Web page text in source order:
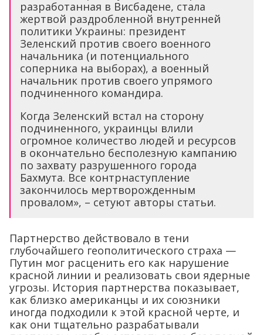
разработанная в Висбадене, стала
жертвой раздробленной внутренней
политики Украины: президент
Зеленский против своего военного
начальника (и потенциального
соперника на выборах), а военный
начальник против своего упрямого
подчиненного командира.
Когда Зеленский встал на сторону
подчиненного, украинцы влили
огромное количество людей и ресурсов
в окончательно бесполезную кампанию
по захвату разрушенного города
Бахмута. Все контрнаступление
закончилось мертворожденным
провалом», – сетуют авторы статьи.
Партнерство действовало в тени
глубочайшего геополитического страха —
Путин мог расценить его как нарушение
красной линии и реализовать свои ядерные
угрозы. История партнерства показывает,
как близко американцы и их союзники
иногда подходили к этой красной черте, и
как они тщательно разрабатывали